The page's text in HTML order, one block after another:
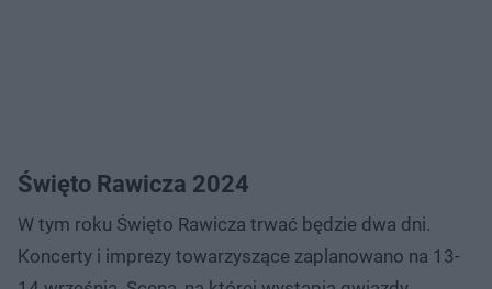
Święto Rawicza 2024
W tym roku Święto Rawicza trwać będzie dwa dni.
Koncerty i imprezy towarzyszące zaplanowano na 13-